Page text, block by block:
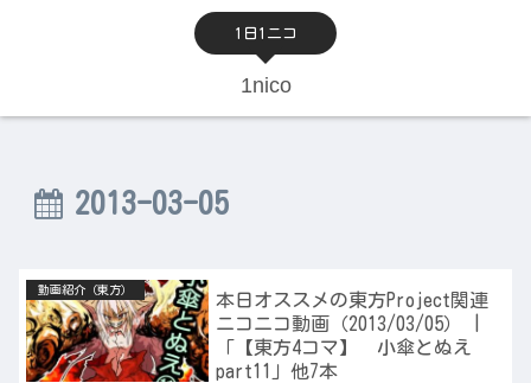
1日1ニコ
1nico
2013-03-05
動画紹介（東方）
本日オススメの東方Project関連
ニコニコ動画（2013/03/05） |
「【東方4コマ】 小傘とぬえ
part11」他7本